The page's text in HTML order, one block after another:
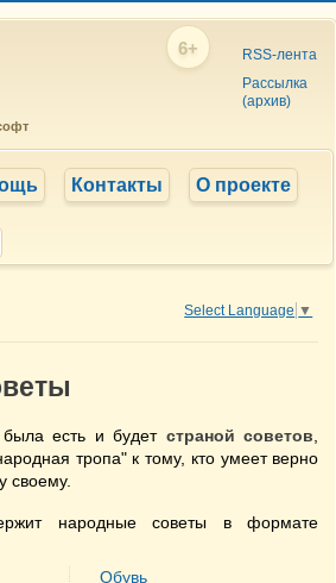
6+
RSS-лента
Рассылка
(архив)
Контакты О проекте
Select Language ▼
есть и будет страной советов
тропа" к тому, кто умеет верно
своему.
народные советы в формате
Обувь